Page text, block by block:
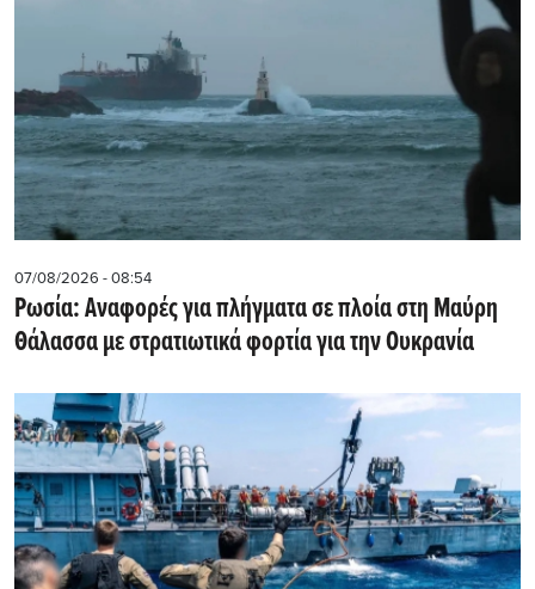
07/08/2026 - 08:54
Ρωσία: Αναφορές για πλήγματα σε πλοία στη Μαύρη
Θάλασσα με στρατιωτικά φορτία για την Ουκρανία